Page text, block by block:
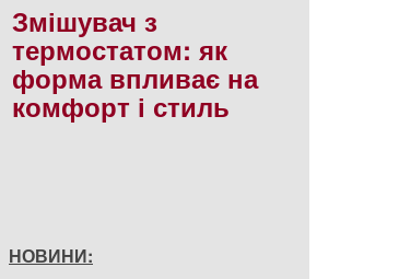
Змішувач з
термостатом: як
форма впливає на
комфорт і стиль
НОВИНИ: